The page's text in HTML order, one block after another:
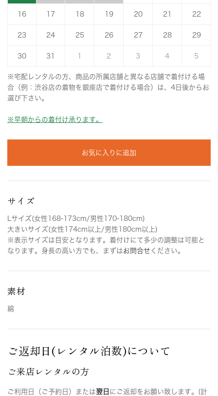
16 17 18 19 20 21 22
23 24 25 26 27 28 29
30 31 2 3 4 5
※宅配レンタルの方、商品の所属店舗と異なる店舗で着付ける場
合（例：渋谷店の着物を銀座店で着付ける場合）は、4日後からお
選び下さい。
※早朝からの着付け承ります。
お気に入りに追加
サイズ
Lサイズ(女性168-173cm/男性170-180cm)
大きいサイズ(女性174cm以上/男性180cm以上)
※表示サイズは目安となります。着付けにて多少の調整は可能と
なります。身長の高い方でも、まずはお問合せ ください。
素材
綿
ご返却日(レンタル泊数)について
ご来店レンタルの方
ご利用日（ご予約日）または翌日 にご返却をお願い致します。(計